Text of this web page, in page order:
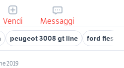
Vendi Messaggi
peugeot 3008 gt line ford fiesta
2019